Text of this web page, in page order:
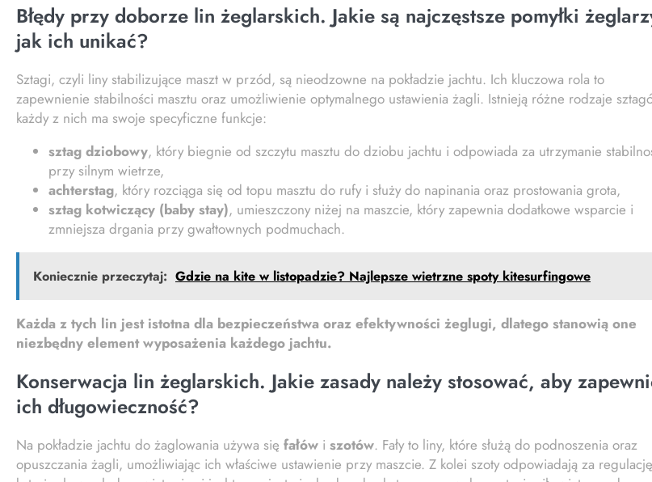
Błędy przy doborze lin żeglarskich. Jakie są najczęstsze pomyłki
jak ich unikać?
Sztagi, czyli liny stabilizujące maszt w przód, są nieodzowne na pokładzie jachtu. Ich kluczowa rola to
zapewnienie stabilności masztu oraz umożliwienie optymalnego ustawienia żagli. Istnieją różne rodzaje
każdy z nich ma swoje specyficzne funkcje:
sztag dziobowy, który biegnie od szczytu masztu do dziobu jachtu i odpowiada za utrzymanie
przy silnym wietrze,
achterstag, który rozciąga się od topu masztu do rufy i służy do napinania oraz prostowania grota,
sztag kotwiczący (baby stay), umieszczony niżej na maszcie, który zapewnia dodatkowe wsparcie i
zmniejsza drgania przy gwałtownych podmuchach.
Koniecznie przeczytaj: Gdzie na kite w listopadzie? Najlepsze wietrzne spoty kitesurfingowe
Każda z tych lin jest istotna dla bezpieczeństwa oraz efektywności żeglugi, dlatego stanowią one
niezbędny element wyposażenia każdego jachtu.
Konserwacja lin żeglarskich. Jakie zasady należy stosować, aby
ich długowieczność?
Na pokładzie jachtu do żaglowania używa się fałów i szotów. Fały to liny, które służą do podnoszenia oraz
opuszczania żagli, umożliwiając ich właściwe ustawienie przy maszcie. Z kolei szoty odpowiadają za regulację